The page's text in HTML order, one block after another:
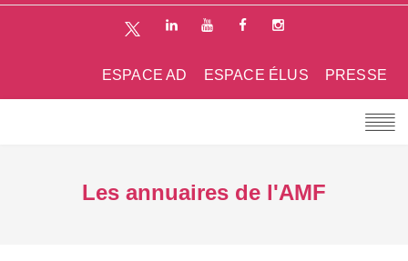
PRESSE
ESPACE ÉLUS
ESPACE AD
Les annuaires de l'AMF